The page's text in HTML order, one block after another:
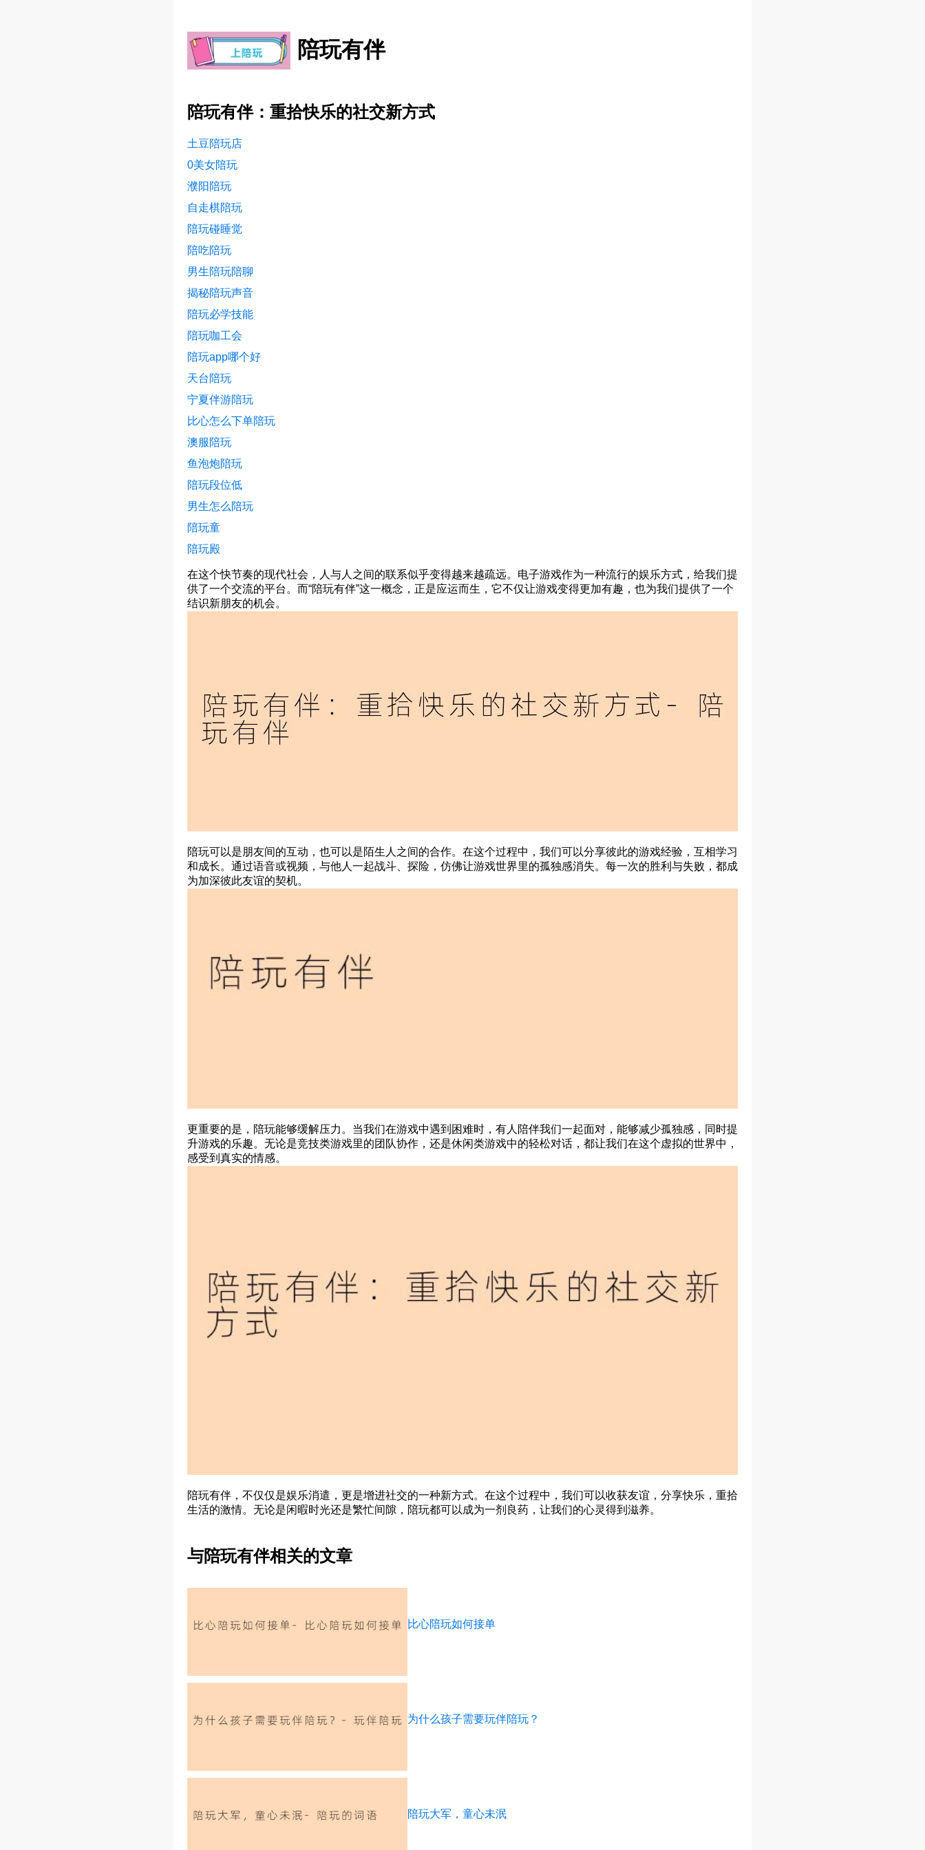
陪玩有伴
陪玩有伴：重拾快乐的社交新方式
土豆陪玩店
0美女陪玩
濮阳陪玩
自走棋陪玩
陪玩碰睡觉
陪吃陪玩
男生陪玩陪聊
揭秘陪玩声音
陪玩必学技能
陪玩咖工会
陪玩app哪个好
天台陪玩
宁夏伴游陪玩
比心怎么下单陪玩
澳服陪玩
鱼泡炮陪玩
陪玩段位低
男生怎么陪玩
陪玩童
陪玩殿
在这个快节奏的现代社会，人与人之间的联系似乎变得越来越疏远。电子游戏作为一种流行的娱乐方式，给我们提
供了一个交流的平台。而“陪玩有伴”这一概念，正是应运而生，它不仅让游戏变得更加有趣，也为我们提供了一个
结识新朋友的机会。
陪玩可以是朋友间的互动，也可以是陌生人之间的合作。在这个过程中，我们可以分享彼此的游戏经验，互相学习
和成长。通过语音或视频，与他人一起战斗、探险，仿佛让游戏世界里的孤独感消失。每一次的胜利与失败，都成
为加深彼此友谊的契机。
更重要的是，陪玩能够缓解压力。当我们在游戏中遇到困难时，有人陪伴我们一起面对，能够减少孤独感，同时提
升游戏的乐趣。无论是竞技类游戏里的团队协作，还是休闲类游戏中的轻松对话，都让我们在这个虚拟的世界中，
感受到真实的情感。
陪玩有伴，不仅仅是娱乐消遣，更是增进社交的一种新方式。在这个过程中，我们可以收获友谊，分享快乐，重拾
生活的激情。无论是闲暇时光还是繁忙间隙，陪玩都可以成为一剂良药，让我们的心灵得到滋养。
与陪玩有伴相关的文章
比心陪玩如何接单
为什么孩子需要玩伴陪玩？
陪玩大军，童心未泯